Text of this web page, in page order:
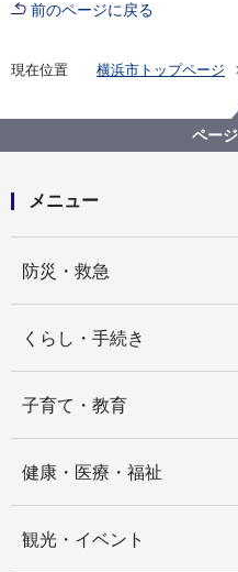
前のページに戻る
現在位置 横浜市トップページ
住まいや建物の防災
建物の耐震化支援
横浜市特定建築物耐
ペー
メニュー
防災・救急
くらし・手続き
子育て・教育
健康・医療・福祉
観光・イベント